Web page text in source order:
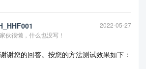
2022-05-27
伙很懒，什么也没写！
谢您的回答。按您的方法测试效果如下：